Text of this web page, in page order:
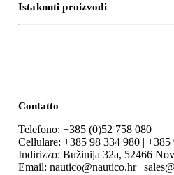
Istaknuti proizvodi
Contatto
Telefono: +385 (0)52 758 080
Cellulare: +385 98 334 980 | +385
Indirizzo: Bužinija 32a, 52466
Email: nautico@nautico.hr |